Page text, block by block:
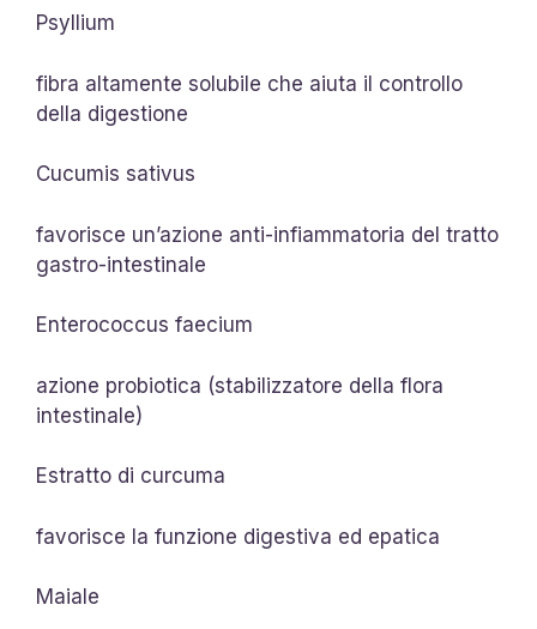
Psyllium
fibra altamente solubile che aiuta il controllo
della digestione
Cucumis sativus
favorisce un’azione anti-infiammatoria del tratto
gastro-intestinale
Enterococcus faecium
azione probiotica (stabilizzatore della flora
intestinale)
Estratto di curcuma
favorisce la funzione digestiva ed epatica
Maiale